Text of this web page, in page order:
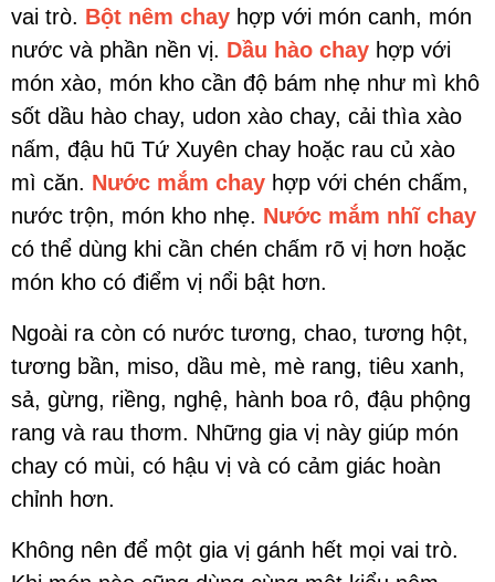
vai trò. Bột nêm chay hợp với món canh, món
nước và phần nền vị. Dầu hào chay hợp với
món xào, món kho cần độ bám nhẹ như mì khô
sốt dầu hào chay, udon xào chay, cải thìa xào
nấm, đậu hũ Tứ Xuyên chay hoặc rau củ xào
mì căn. Nước mắm chay hợp với chén chấm,
nước trộn, món kho nhẹ. Nước mắm nhĩ chay
có thể dùng khi cần chén chấm rõ vị hơn hoặc
món kho có điểm vị nổi bật hơn.
Ngoài ra còn có nước tương, chao, tương hột,
tương bần, miso, dầu mè, mè rang, tiêu xanh,
sả, gừng, riềng, nghệ, hành boa rô, đậu phộng
rang và rau thơm. Những gia vị này giúp món
chay có mùi, có hậu vị và có cảm giác hoàn
chỉnh hơn.
Không nên để một gia vị gánh hết mọi vai trò.